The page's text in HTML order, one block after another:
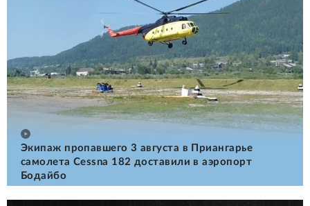
Экипаж пропавшего 3 августа в Приангарье
самолета Cessna 182 доставили в аэропорт
Бодайбо